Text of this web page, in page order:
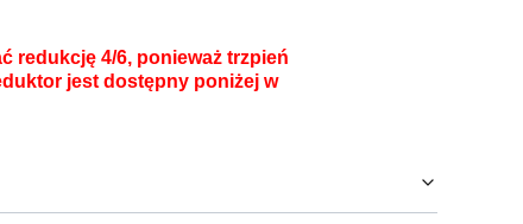
redukcję 4/6, ponieważ trzpień
jest dostępny poniżej w